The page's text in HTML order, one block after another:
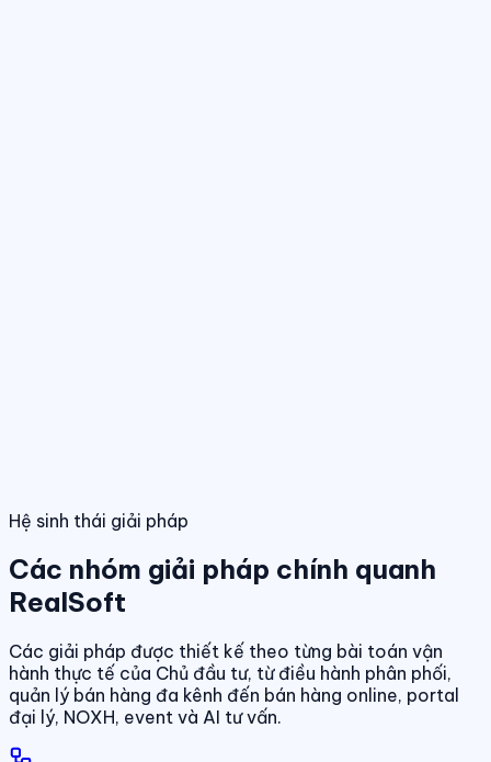
Hệ sinh thái giải pháp
Các nhóm giải pháp chính quanh
RealSoft
Các giải pháp được thiết kế theo từng bài toán vận
hành thực tế của Chủ đầu tư, từ điều hành phân phối,
quản lý bán hàng đa kênh đến bán hàng online, portal
đại lý, NOXH, event và AI tư vấn.